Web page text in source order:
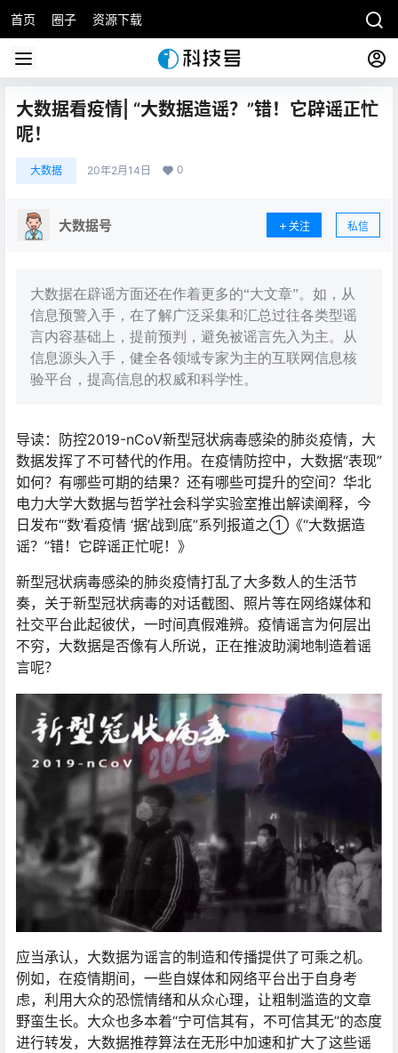
首页 圈子 资源下载
大数据看疫情| “大数据造谣？”错！它辟谣正忙
呢！
大数据 20年2月14日 0
大数据号 关注 私信
大数据在辟谣方面还在作着更多的“大文章”。如，从
信息预警入手，在了解广泛采集和汇总过往各类型谣
言内容基础上，提前预判，避免被谣言先入为主。从
信息源头入手，健全各领域专家为主的互联网信息核
验平台，提高信息的权威和科学性。
导读：防控2019-nCoV新型冠状病毒感染的肺炎疫情，大
数据发挥了不可替代的作用。在疫情防控中，大数据“表现”
如何？有哪些可期的结果？还有哪些可提升的空间？华北
电力大学大数据与哲学社会科学实验室推出解读阐释，今
日发布“‘数’看疫情 ‘据’战到底”系列报道之①《“大数据造
谣？”错！它辟谣正忙呢！》
新型冠状病毒感染的肺炎疫情打乱了大多数人的生活节
奏，关于新型冠状病毒的对话截图、照片等在网络媒体和
社交平台此起彼伏，一时间真假难辨。疫情谣言为何层出
不穷，大数据是否像有人所说，正在推波助澜地制造着谣
言呢？
应当承认，大数据为谣言的制造和传播提供了可乘之机。
例如，在疫情期间，一些自媒体和网络平台出于自身考
虑，利用大众的恐慌情绪和从众心理，让粗制滥造的文章
野蛮生长。大众也多本着“宁可信其有，不可信其无”的态度
进行转发，大数据推荐算法在无形中加速和扩大了这些谣